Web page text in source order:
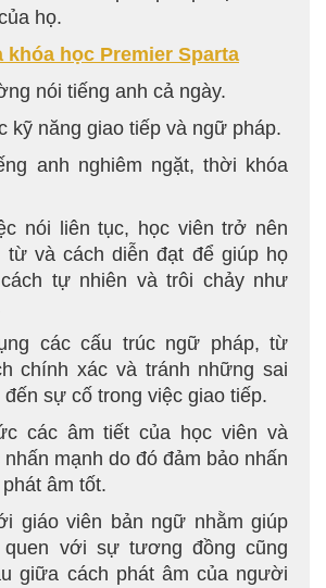
họ.
khóa học Premier Sparta
nói tiếng anh cả ngày.
kỹ năng giao tiếp và ngữ pháp.
anh nghiêm ngặt, thời khóa
nói liên tục, học viên trở nên
từ và cách diễn đạt để giúp họ
tự nhiên và trôi chảy như
các cấu trúc ngữ pháp, từ
chính xác và tránh những sai
sự cố trong việc giao tiếp.
các âm tiết của học viên và
mạnh do đó đảm bảo nhấn
âm tốt.
giáo viên bản ngữ nhằm giúp
quen với sự tương đồng cũng
giữa cách phát âm của người